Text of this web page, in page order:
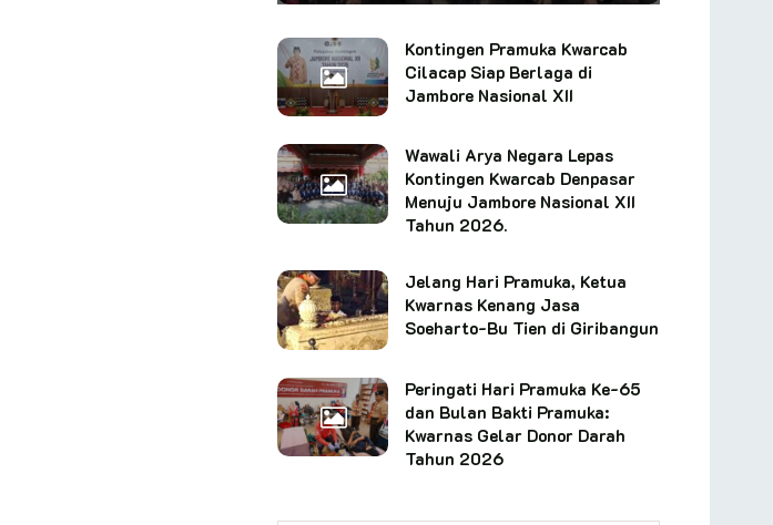
Kontingen Pramuka Kwarcab
Cilacap Siap Berlaga di
Jambore Nasional XII
Wawali Arya Negara Lepas
Kontingen Kwarcab Denpasar
Menuju Jambore Nasional XII
Tahun 2026.
Jelang Hari Pramuka, Ketua
Kwarnas Kenang Jasa
Soeharto-Bu Tien di Giribangun
Peringati Hari Pramuka Ke-65
dan Bulan Bakti Pramuka:
Kwarnas Gelar Donor Darah
Tahun 2026